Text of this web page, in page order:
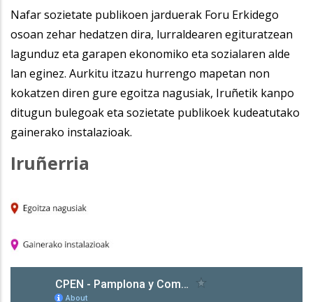
Nafar sozietate publikoen jarduerak Foru Erkidego
osoan zehar hedatzen dira, lurraldearen egituratzean
lagunduz eta garapen ekonomiko eta sozialaren alde
lan eginez. Aurkitu itzazu hurrengo mapetan non
kokatzen diren gure egoitza nagusiak, Iruñetik kanpo
ditugun bulegoak eta sozietate publikoek kudeatutako
gainerako instalazioak.
Iruñerria